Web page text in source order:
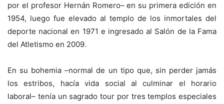
por el profesor Hernán Romero– en su primera edición en
1954, luego fue elevado al templo de los inmortales del
deporte nacional en 1971 e ingresado al Salón de la Fama
del Atletismo en 2009.
En su bohemia –normal de un tipo que, sin perder jamás
los estribos, hacía vida social al culminar el horario
laboral– tenía un sagrado tour por tres templos especiales